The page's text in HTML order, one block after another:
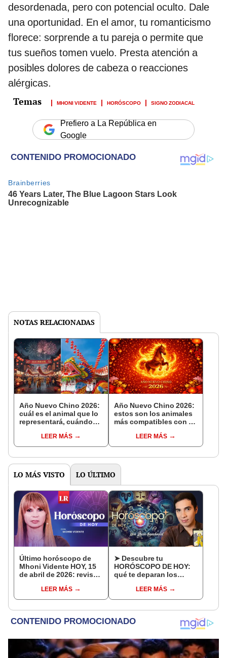
desordenada, pero con potencial oculto. Dale
una oportunidad. En el amor, tu romanticismo
florece: sorprende a tu pareja o permite que
tus sueños tomen vuelo. Presta atención a
posibles dolores de cabeza o reacciones
alérgicas.
MHONI VIDENTE HORÓSCOPO SIGNO ZODIACAL
Prefiero a La República en
Google
NOTAS RELACIONADAS
Año Nuevo Chino 2026:
cuál es el animal que lo
representará, cuándo
esta milenaria tradición
LEER MÁS
Año Nuevo Chino 2026:
estos son los animales
más compatibles con el
les deparará este año
LEER MÁS
LO MÁS VISTO LO ÚLTIMO
Último horóscopo de
Mhoni Vidente HOY, 15
de abril de 2026: revisa
signo y entérate si te
espera un día
LEER MÁS
➤ Descubre tu
HORÓSCOPO DE HOY:
qué te deparan los
de agosto, según Jhan
Sandoval
LEER MÁS